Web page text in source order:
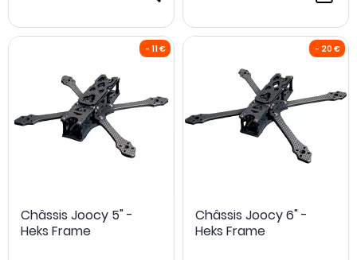
Châssis Joocy 5" -
Heks Frame
Châssis Joocy 6" -
Heks Frame